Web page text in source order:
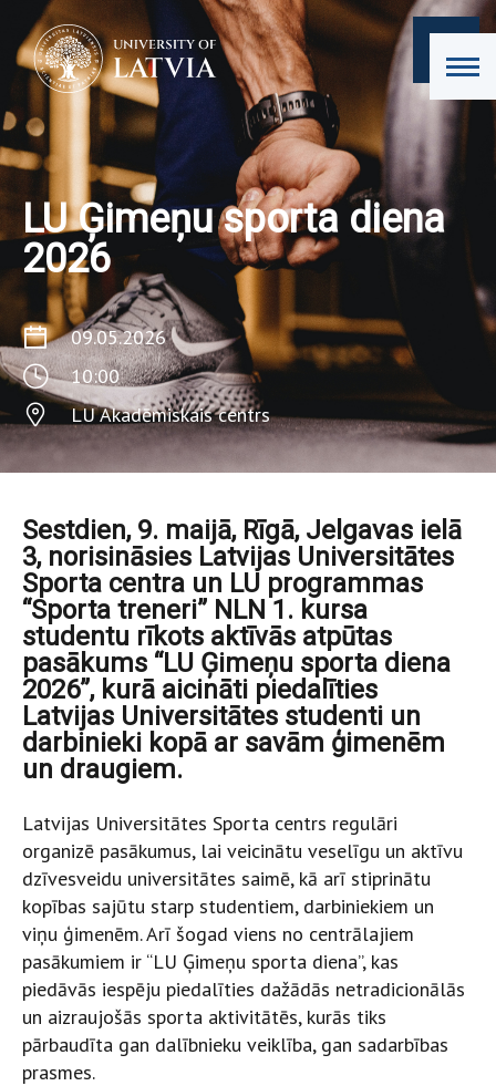
LU Ģimeņu sporta diena
2026
09.05.2026
10:00
LU Akadēmiskais centrs
Sestdien, 9. maijā, Rīgā, Jelgavas ielā
3, norisināsies Latvijas Universitātes
Sporta centra un LU programmas
“Sporta treneri” NLN 1. kursa
studentu rīkots aktīvās atpūtas
pasākums “LU Ģimeņu sporta diena
2026”, kurā aicināti piedalīties
Latvijas Universitātes studenti un
darbinieki kopā ar savām ģimenēm
un draugiem.
Latvijas Universitātes Sporta centrs regulāri
organizē pasākumus, lai veicinātu veselīgu un aktīvu
dzīvesveidu universitātes saimē, kā arī stiprinātu
kopības sajūtu starp studentiem, darbiniekiem un
viņu ģimenēm. Arī šogad viens no centrālajiem
pasākumiem ir “LU Ģimeņu sporta diena”, kas
piedāvās iespēju piedalīties dažādās netradicionālās
un aizraujošās sporta aktivitātēs, kurās tiks
pārbaudīta gan dalībnieku veiklība, gan sadarbības
prasmes.